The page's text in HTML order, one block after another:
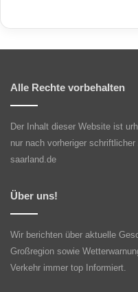
Alle Rechte vorbehalten
Der Inhalt dieser Website ist
nur nach vorheriger
saarland.de
Über uns!
Wir berichten über aktuelle
Großregion sowie
Verkehr immer top Informiert.